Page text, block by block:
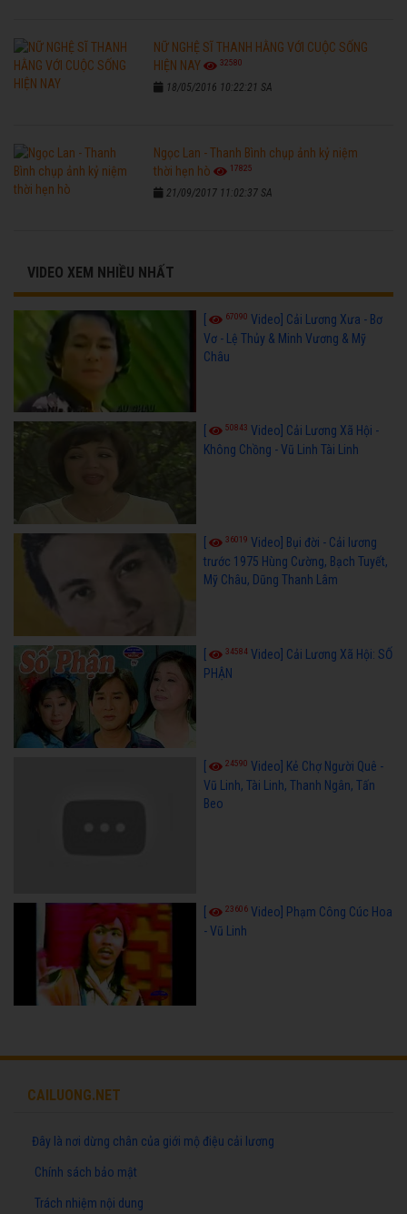
NỮ NGHỆ SĨ THANH HẰNG VỚI CUỘC SỐNG
HIỆN NAY
32580
18/05/2016 10:22:21 SA
Ngọc Lan - Thanh Bình chụp ảnh kỷ niệm
thời hẹn hò
17825
21/09/2017 11:02:37 SA
VIDEO XEM NHIỀU NHẤT
[ 67090 Video] Cải Lương Xưa - Bơ
Vơ - Lệ Thủy & Minh Vương & Mỹ
Châu
50843 Video] Cải Lương Xã Hội -
Không Chồng - Vũ Linh Tài Linh
36019 Video] Bụi đời - Cải lương
trước 1975 Hùng Cường, Bạch Tuyết,
Mỹ Châu, Dũng Thanh Lâm
34584 Video] Cải Lương Xã Hội: SỐ
PHẬN
24590 Video] Kẻ Chợ Người Quê -
Vũ Linh, Tài Linh, Thanh Ngân, Tấn
Beo
23606 Video] Phạm Công Cúc Hoa
- Vũ Linh
CAILUONG.NET
Đây là nơi dừng chân của giới mộ điệu cải lương
Chính sách bảo mật
Trách nhiệm nội dung